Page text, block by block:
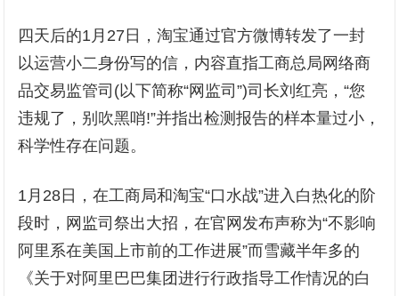
四天后的1月27日，淘宝通过官方微博转发了一封
以运营小二身份写的信，内容直指工商总局网络商
品交易监管司(以下简称“网监司”)司长刘红亮，“您
违规了，别吹黑哨!”并指出检测报告的样本量过小，
科学性存在问题。
1月28日，在工商局和淘宝“口水战”进入白热化的阶
段时，网监司祭出大招，在官网发布声称为“不影响
阿里系在美国上市前的工作进展”而雪藏半年多的
《关于对阿里巴巴集团进行行政指导工作情况的白